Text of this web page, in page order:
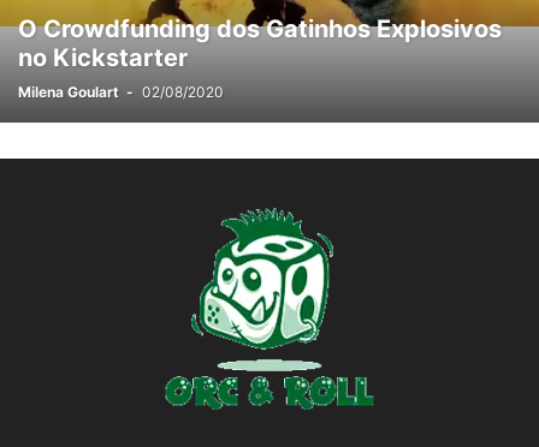
NESTE DIA EM FORGOTTEN NOTÍCIAS PERSONAGENS DE RPG
PODCAST REGRA DA CASA RPG DE MESA RPG HIGH LEVEL
O Crowdfunding dos Gatinhos Explosivos
no Kickstarter
Milena Goulart - 02/08/2020